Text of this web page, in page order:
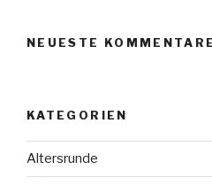
NEUESTE KOMMENTARE
KATEGORIEN
Altersrunde